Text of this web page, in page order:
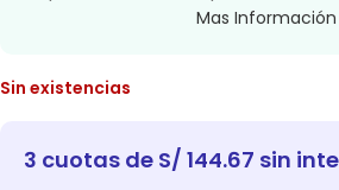
Mas Información
Sin existencias
3 cuotas de S/ 144.67 sin